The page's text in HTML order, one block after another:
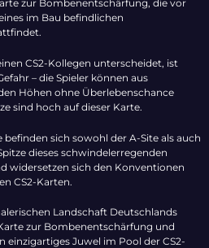
zur Bombenentschärfung, die vor
im Bau befindlichen
CS2-Kollegen unterscheidet, ist
– die Spieler können aus
Höhen ohne Überlebenschance
sind hoch auf dieser Karte.
befinden sich sowohl der A-Site als auch
dieses schwindelerregenden
widersetzen sich den Konventionen
CS2-Karten.
Landschaft Deutschlands
zur Bombenentschärfung und
einzigartiges Juwel im Pool der CS2-